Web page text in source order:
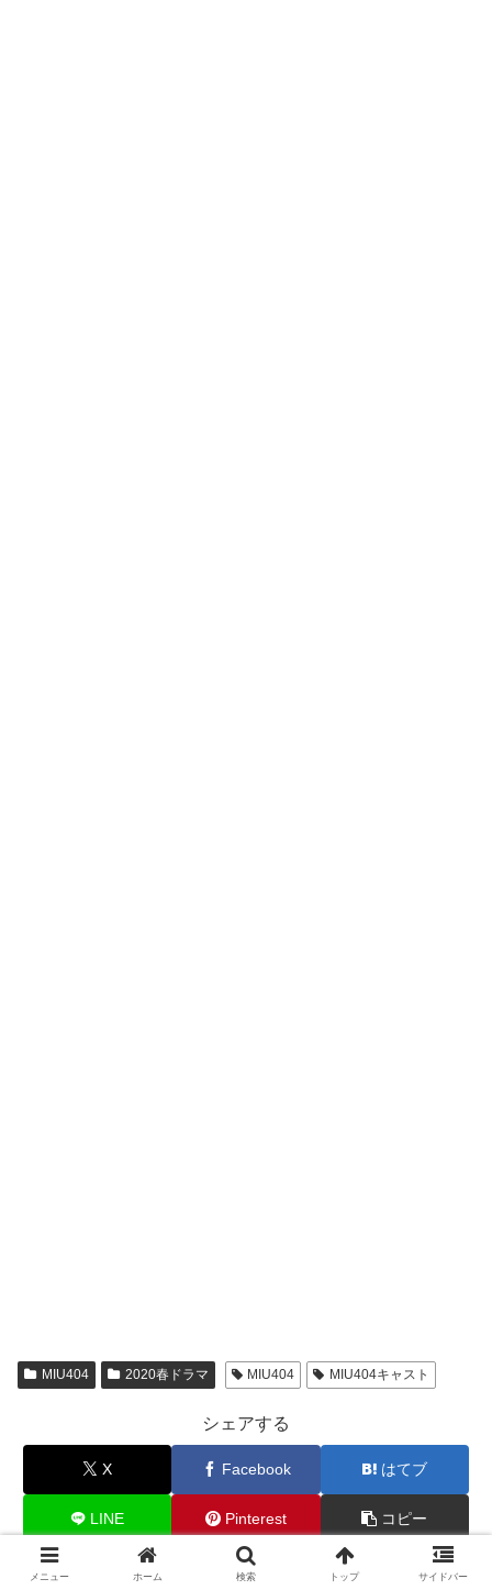
MIU404 2020春ドラマ MIU404 MIU404キャスト
シェアする
X Facebook はてブ
LINE Pinterest コピー
メニュー ホーム 検索 トップ サイドバー